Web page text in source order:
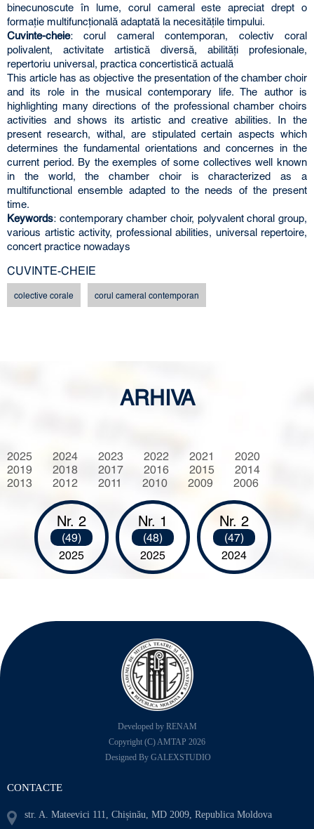
binecunoscute în lume, corul cameral este apreciat drept o
formaţie multifuncţională adaptată la necesităţile timpului.
Cuvinte-cheie: corul cameral contemporan, colectiv coral
polivalent, activitate artistică diversă, abilităţi profesionale,
repertoriu universal, practica concertistică actuală
This article has as objective the presentation of the chamber choir
and its role in the musical contemporary life. The author is
highlighting many directions of the professional chamber choirs
activities and shows its artistic and creative abilities. In the
present research, withal, are stipulated certain aspects which
determines the fundamental orientations and concernes in the
current period. By the exemples of some collectives well known
in the world, the chamber choir is characterized as a
multifunctional ensemble adapted to the needs of the present
time.
Keywords: contemporary chamber choir, polyvalent choral group,
various artistic activity, professional abilities, universal repertoire,
concert practice nowadays
CUVINTE-CHEIE
colective corale corul cameral contemporan
ARHIVA
2025 2024 2023 2022 2021
2020
2019
2018 2017 2016 2015
2014
2013
2012 2011 2010 2009 2006
Nr. 2
(49)
2025
Nr. 1
(48)
2025
Nr. 2
(47)
2024
Developed by RENAM
Copyright (C) AMTAP 2026
Designed By GALEXSTUDIO
CONTACTE
str. A. Mateevici 111, Chișinău, MD 2009, Republica Moldova